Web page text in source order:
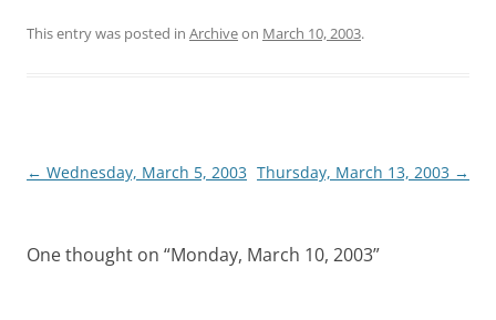
This entry was posted in Archiveon March 10, 2003.
Post
← Wednesday, March 5, 2003 Thursday, March 13, 2003 →
One thought on “Monday, March 10, 2003”